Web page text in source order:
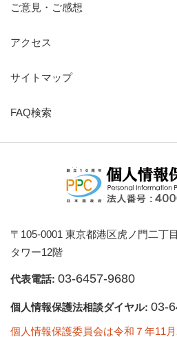
ご意見・ご感想
アクセス
サイトマップ
FAQ検索
〒105-0001 東京都港区虎ノ門二
タワー12階
代表電話: 03-6457-9680
個人情報保護法相談ダイヤル: 03-
個人情報保護委員会は令和７年11